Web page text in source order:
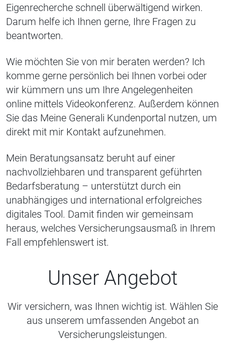
Eigenrecherche schnell überwältigend wirken.
Darum helfe ich Ihnen gerne, Ihre Fragen zu
beantworten.
Wie möchten Sie von mir beraten werden? Ich
komme gerne persönlich bei Ihnen vorbei oder
wir kümmern uns um Ihre Angelegenheiten
online mittels Videokonferenz. Außerdem können
Sie das Meine Generali Kundenportal nutzen, um
direkt mit mir Kontakt aufzunehmen.
Mein Beratungsansatz beruht auf einer
nachvollziehbaren und transparent geführten
Bedarfsberatung – unterstützt durch ein
unabhängiges und international erfolgreiches
digitales Tool. Damit finden wir gemeinsam
heraus, welches Versicherungsausmaß in Ihrem
Fall empfehlenswert ist.
Unser Angebot
Wir versichern, was Ihnen wichtig ist. Wählen Sie
aus unserem umfassenden Angebot an
Versicherungsleistungen.